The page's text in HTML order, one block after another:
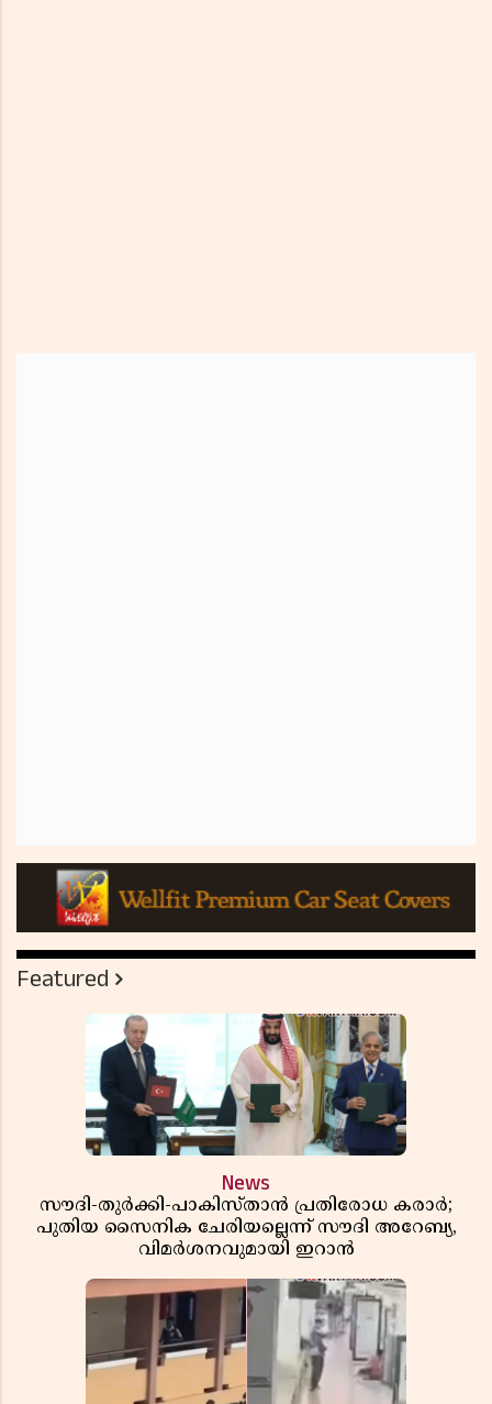
Featured
News
സൗദി-തുർക്കി-പാകിസ്താൻ പ്രതിരോധ കരാർ;
പുതിയ സൈനിക ചേരിയല്ലെന്ന് സൗദി അറേബ്യ,
വിമർശനവുമായി ഇറാൻ